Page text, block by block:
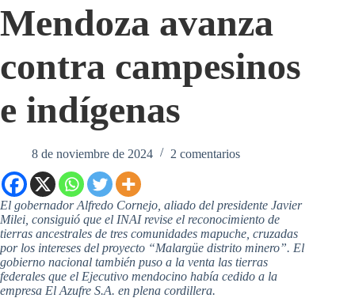
Mendoza avanza
contra campesinos
e indígenas
8 de noviembre de 2024 2 comentarios
El gobernador Alfredo Cornejo, aliado del presidente Javier
Milei, consiguió que el INAI revise el reconocimiento de
tierras ancestrales de tres comunidades mapuche, cruzadas
por los intereses del proyecto “Malargüe distrito minero”. El
gobierno nacional también puso a la venta las tierras
federales que el Ejecutivo mendocino había cedido a la
empresa El Azufre S.A. en plena cordillera.